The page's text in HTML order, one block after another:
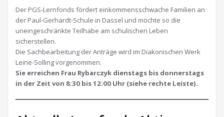
Der PGS-Lernfonds fördert einkommensschwache Familien an
der Paul-Gerhardt-Schule in Dassel und möchte so die
uneingeschränkte Teilhabe am schulischen Leben
sicherstellen.
Die Sachbearbeitung der Anträge wird im Diakonischen Werk
Leine-Solling vorgenommen.
Sie erreichen Frau Rybarczyk dienstags bis donnerstags
in der Zeit von 8:30 bis 12:00 Uhr (siehe rechte Leiste).